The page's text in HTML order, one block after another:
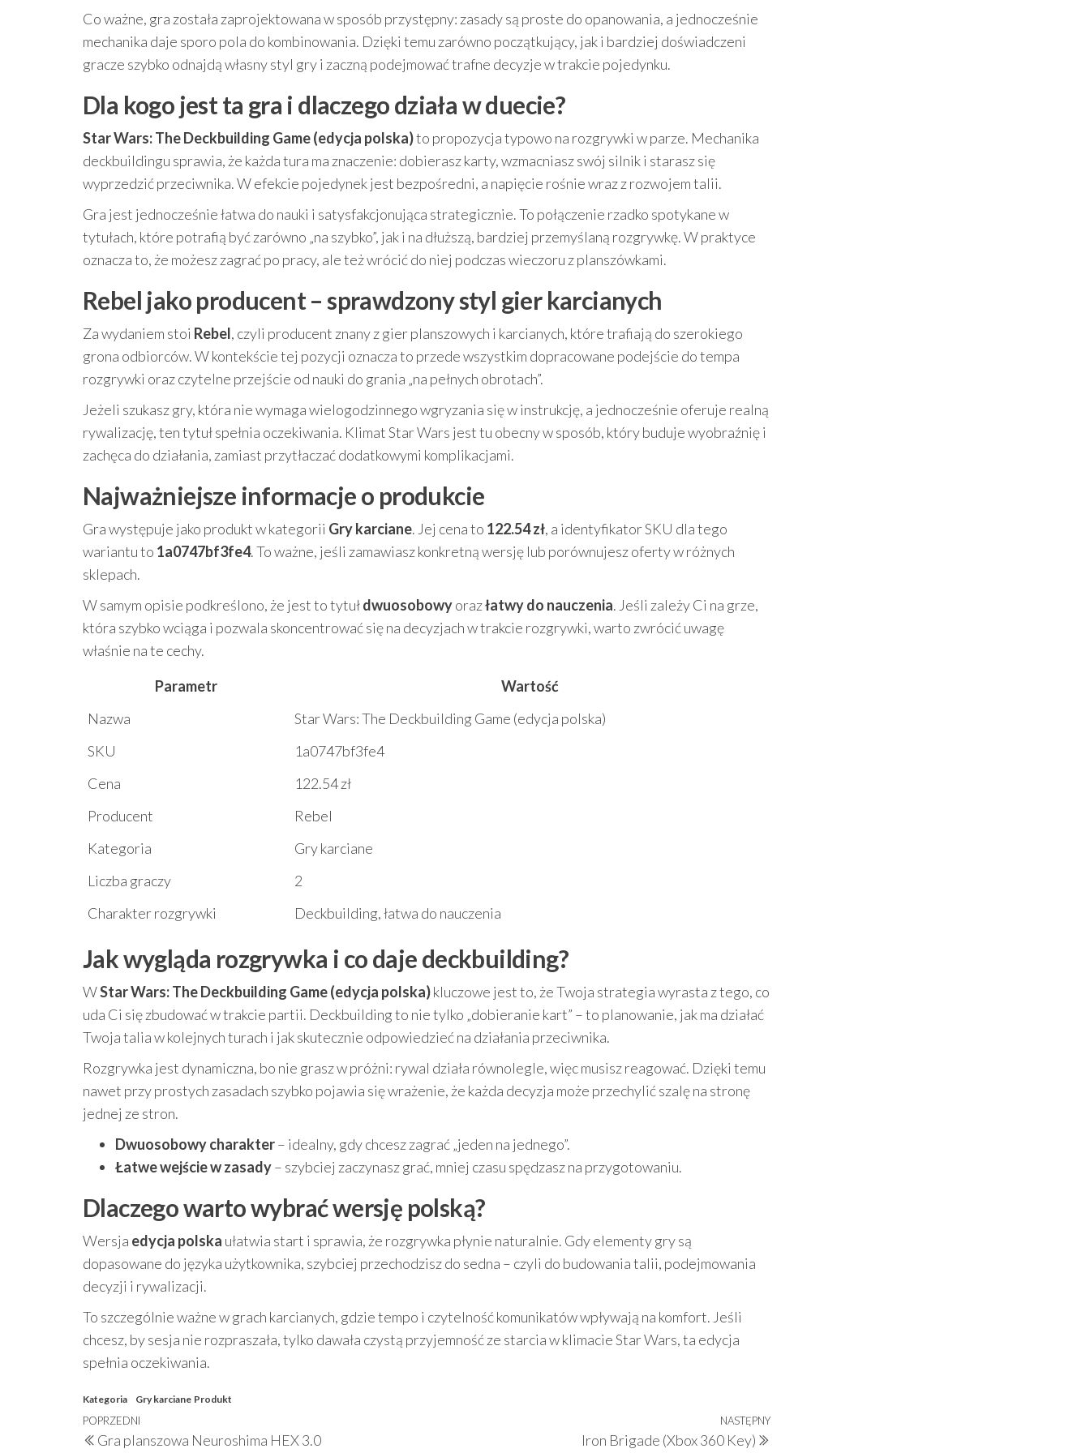
Co ważne, gra została zaprojektowana w sposób przystępny: zasady są proste do opanowania, a jednocześnie
mechanika daje sporo pola do kombinowania. Dzięki temu zarówno początkujący, jak i bardziej doświadczeni
gracze szybko odnajdą własny styl gry i zaczną podejmować trafne decyzje w trakcie pojedynku.
Dla kogo jest ta gra i dlaczego działa w duecie?
Star Wars: The Deckbuilding Game (edycja polska)to propozycja typowo na rozgrywki w parze. Mechanika
deckbuildingu sprawia, że każda tura ma znaczenie: dobierasz karty, wzmacniasz swój silnik i starasz się
wyprzedzić przeciwnika. W efekcie pojedynek jest bezpośredni, a napięcie rośnie wraz z rozwojem talii.
Gra jest jednocześnie łatwa do nauki i satysfakcjonująca strategicznie. To połączenie rzadko spotykane w
tytułach, które potrafią być zarówno „na szybko”, jak i na dłuższą, bardziej przemyślaną rozgrywkę. W praktyce
oznacza to, że możesz zagrać po pracy, ale też wrócić do niej podczas wieczoru z planszówkami.
Rebel jako producent – sprawdzony styl gier karcianych
Za wydaniem stoi Rebel, czyli producent znany z gier planszowych i karcianych, które trafiają do szerokiego
grona odbiorców. W kontekście tej pozycji oznacza to przede wszystkim dopracowane podejście do tempa
rozgrywki oraz czytelne przejście od nauki do grania „na pełnych obrotach”.
Jeżeli szukasz gry, która nie wymaga wielogodzinnego wgryzania się w instrukcję, a jednocześnie oferuje realną
rywalizację, ten tytuł spełnia oczekiwania. Klimat Star Wars jest tu obecny w sposób, który buduje wyobraźnię i
zachęca do działania, zamiast przytłaczać dodatkowymi komplikacjami.
Najważniejsze informacje o produkcie
Gra występuje jako produkt w kategorii Gry karciane. Jej cena to 122.54 zł, a identyfikator SKU dla tego
wariantu to 1a0747bf3fe4. To ważne, jeśli zamawiasz konkretną wersję lub porównujesz oferty w różnych
sklepach.
W samym opisie podkreślono, że jest to tytułdwuosobowyorazłatwy do nauczenia. Jeśli zależy Ci na grze,
która szybko wciąga i pozwala skoncentrować się na decyzjach w trakcie rozgrywki, warto zwrócić uwagę
właśnie na te cechy.
Parametr
Wartość
Nazwa
Star Wars: The Deckbuilding Game (edycja polska)
SKU
1a0747bf3fe4
Cena
122.54 zł
Producent
Rebel
Kategoria
Gry karciane
Liczba graczy
2
Charakter rozgrywki
Deckbuilding, łatwa do nauczenia
Jak wygląda rozgrywka i co daje deckbuilding?
WStar Wars: The Deckbuilding Game (edycja polska)kluczowe jest to, że Twoja strategia wyrasta z tego, co
uda Ci się zbudować w trakcie partii. Deckbuilding to nie tylko „dobieranie kart” – to planowanie, jak ma działać
Twoja talia w kolejnych turach i jak skutecznie odpowiedzieć na działania przeciwnika.
Rozgrywka jest dynamiczna, bo nie grasz w próżni: rywal działa równolegle, więc musisz reagować. Dzięki temu
nawet przy prostych zasadach szybko pojawia się wrażenie, że każda decyzja może przechylić szalę na stronę
jednej ze stron.
Dwuosobowy charakter– idealny, gdy chcesz zagrać „jeden na jednego”.
Łatwe wejście w zasady– szybciej zaczynasz grać, mniej czasu spędzasz na przygotowaniu.
Dlaczego warto wybrać wersję polską?
Wersja edycja polska ułatwia start i sprawia, że rozgrywka płynie naturalnie. Gdy elementy gry są
dopasowane do języka użytkownika, szybciej przechodzisz do sedna – czyli do budowania talii, podejmowania
decyzji i rywalizacji.
To szczególnie ważne w grach karcianych, gdzie tempo i czytelność komunikatów wpływają na komfort. Jeśli
chcesz, by sesja nie rozpraszała, tylko dawała czystą przyjemność ze starcia w klimacie Star Wars, ta edycja
spełnia oczekiwania.
Kategoria Gry karciane Produkt
Nawigacja
Poprzedni
wpis
POPRZEDNI
Gra planszowa Neuroshima HEX 3.0
Następny
NASTĘPNY
Iron Brigade (Xbox 360 Key)